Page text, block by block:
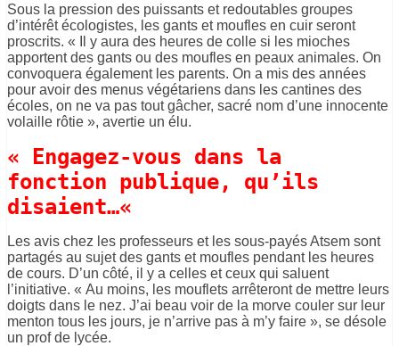
Sous la pression des puissants et redoutables groupes
d’intérêt écologistes, les gants et moufles en cuir seront
proscrits. « Il y aura des heures de colle si les mioches
apportent des gants ou des moufles en peaux animales. On
convoquera également les parents. On a mis des années
pour avoir des menus végétariens dans les cantines des
écoles, on ne va pas tout gâcher, sacré nom d’une innocente
volaille rôtie », avertie un élu.
«
Engagez-vous dans la
fonction publique, qu’ils
disaient…«
Les avis chez les professeurs et les sous-payésAtsem sont
partagés au sujet des gants et moufles pendant les heures
de cours. D’un côté, il y a celles et ceux qui saluent
l’initiative. « Au moins, les mouflets arrêteront de mettre leurs
doigts dans le nez. J’ai beau voir de la morve couler sur leur
menton tous les jours, je n’arrive pas à m’y faire », se désole
un prof de lycée.